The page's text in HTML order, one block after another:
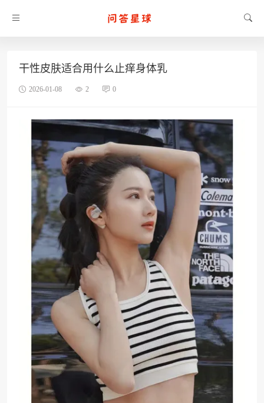
干性皮肤适合用什么止痒身体乳
2026-01-08 2 0